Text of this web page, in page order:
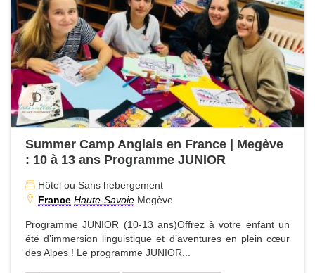
Summer Camp Anglais en France | Megève
: 10 à 13 ans Programme JUNIOR
Hôtel ou Sans hebergement
France Haute-Savoie Megève
Programme JUNIOR (10-13 ans)Offrez à votre enfant un
été d’immersion linguistique et d’aventures en plein cœur
des Alpes ! Le programme JUNIOR...